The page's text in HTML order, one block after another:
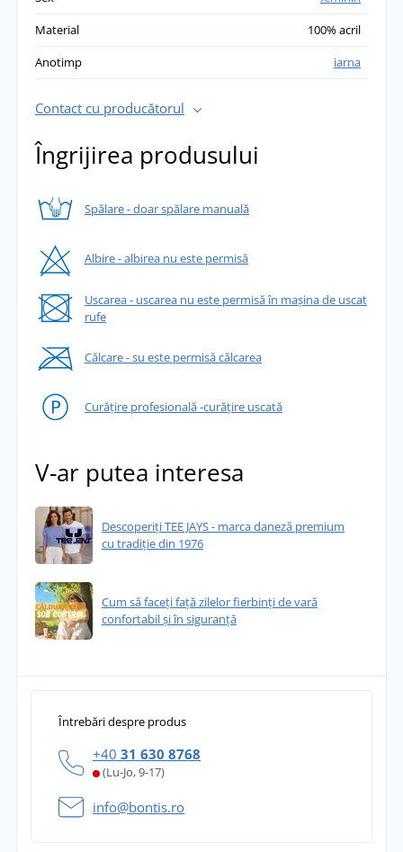
Material
100% acril
Anotimp
iarna
Contact cu producătorul
Îngrijirea produsului
Spălare - doar spălare manuală
Albire - albirea nu este permisă
Uscarea - uscarea nu este permisă în mașina de uscat
rufe
Călcare - su este permisă călcarea
Curățire profesională -curățire uscată
V-ar putea interesa
Descoperiți TEE JAYS - marca daneză premium
cu tradiție din 1976
Cum să faceți față zilelor fierbinți de vară
confortabil și în siguranță
Întrebări despre produs
+40 31 630 8768
(Lu-Jo, 9-17)
info@bontis.ro